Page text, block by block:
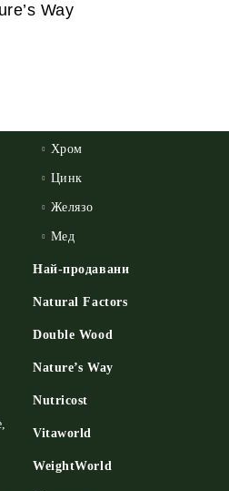
Way
Хром
Цинк
Желязо
Мед
Най-продавани
Natural Factors
Double Wood
Nature’s Way
Nutricost
Vitaworld
WeightWorld